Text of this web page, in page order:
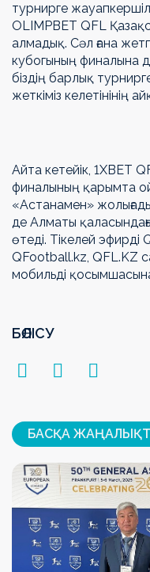
турнирге
OLIMPBET QFL
алмадық. Сәл ғана
кубогының финалына
біздің барлық
жеткіміз келетінінің
Айта кетейік, 1ХВЕТ
финалының қарымта
«Астанамен»
де Алматы
өтеді. Тікелей
QFootball.kz, QFL.KZ
мобильді
БӨЛІСУ
БАСҚА